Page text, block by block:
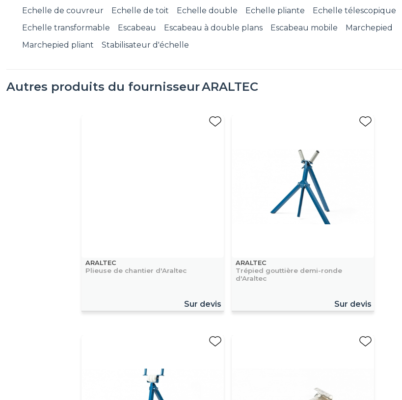
Echelle de couvreur
Echelle de toit Echelle double Echelle pliante
Echelle télescopique
Echelle transformable
Escabeau Escabeau à double plans Escabeau mobile
Marchepied
Marchepied pliant
Stabilisateur d'échelle
Autres produits du fournisseurARALTEC
ARALTEC
Plieuse de chantier d'Araltec
Sur devis
ARALTEC
Trépied gouttière demi-ronde
d'Araltec
Sur devis